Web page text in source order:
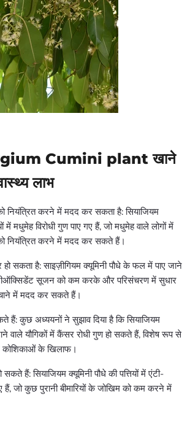
Cumini plant खाने
लाभ
नियंत्रित करने में मदद कर सकता है: सियाजियम
में मधुमेह विरोधी गुण पाए गए हैं, जो मधुमेह वाले लोगों में
नियंत्रित करने में मदद कर सकते हैं।
हो सकता है: साइज़ीगियम क्यूमिनी पौधे के फल में पाए जाने
सूजन को कम करके और परिसंचरण में सुधार
में मदद कर सकते हैं।
हैं: कुछ अध्ययनों ने सुझाव दिया है कि सियाजियम
वाले यौगिकों में कैंसर रोधी गुण हो सकते हैं, विशेष रूप से
के खिलाफ।
हैं: सियाजियम क्यूमिनी पौधे की पत्तियों में एंटी-
हैं, जो कुछ पुरानी बीमारियों के जोखिम को कम करने में